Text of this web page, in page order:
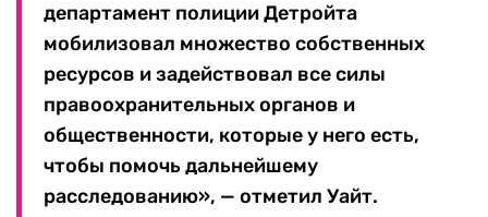
департамент полиции Детройта
мобилизовал множество собственных
ресурсов и задействовал все силы
правоохранительных органов и
общественности, которые у него есть,
чтобы помочь дальнейшему
расследованию», — отметил Уайт.